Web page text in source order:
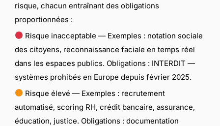
risque, chacun entraînant des obligations
proportionnées :
Risque inacceptable — Exemples : notation sociale
des citoyens, reconnaissance faciale en temps réel
dans les espaces publics. Obligations : INTERDIT —
systèmes prohibés en Europe depuis février 2025.
Risque élevé — Exemples : recrutement
automatisé, scoring RH, crédit bancaire, assurance,
éducation, justice. Obligations : documentation